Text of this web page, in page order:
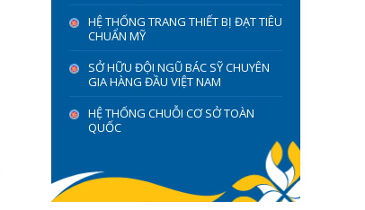
HỆ THỐNG TRANG THIẾT BỊ ĐẠT TIÊU
CHUẨN MỸ
SỞ HỮU ĐỘI NGŨ BÁC SỸ CHUYÊN
GIA HÀNG ĐẦU VIỆT NAM
HỆ THỐNG CHUỖI CƠ SỞ TOÀN
QUỐC